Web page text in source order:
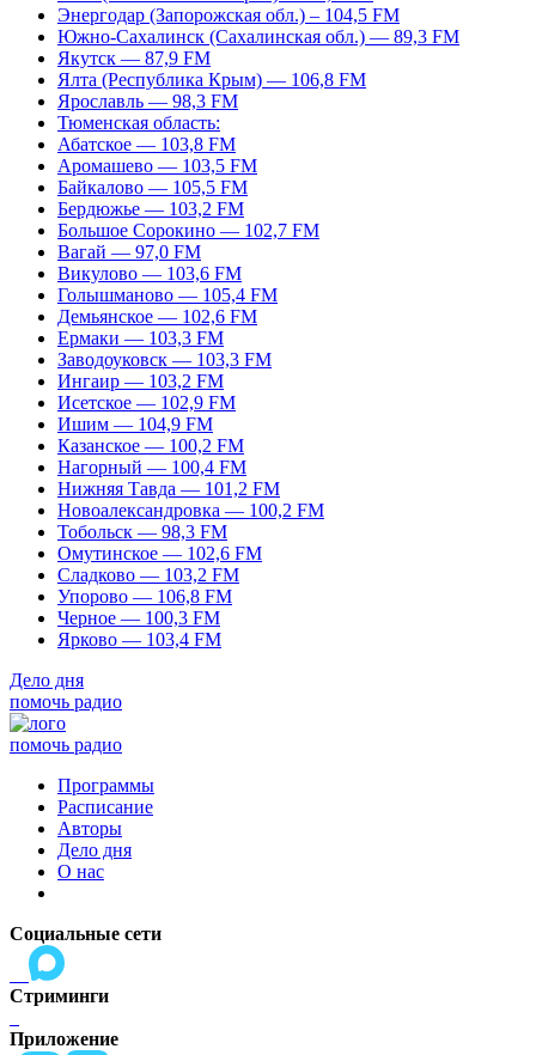
Энергодар (Запорожская обл.) – 104,5 FM
Южно-Сахалинск (Сахалинская обл.) — 89,3 FM
Якутск — 87,9 FM
Ялта (Республика Крым) — 106,8 FM
Ярославль — 98,3 FM
Тюменская область:
Абатское — 103,8 FM
Аромашево — 103,5 FM
Байкалово — 105,5 FM
Бердюжье — 103,2 FM
Большое Сорокино — 102,7 FM
Вагай — 97,0 FM
Викулово — 103,6 FM
Голышманово — 105,4 FM
Демьянское — 102,6 FM
Ермаки — 103,3 FM
Заводоуковск — 103,3 FM
Ингаир — 103,2 FM
Исетское — 102,9 FM
Ишим — 104,9 FM
Казанское — 100,2 FM
Нагорный — 100,4 FM
Нижняя Тавда — 101,2 FM
Новоалександровка — 100,2 FM
Тобольск — 98,3 FM
Омутинское — 102,6 FM
Сладково — 103,2 FM
Упорово — 106,8 FM
Черное — 100,3 FM
Ярково — 103,4 FM
Дело дня
помочь радио
помочь радио
Программы
Расписание
Авторы
Дело дня
О нас
Социальные сети
Стриминги
Приложение